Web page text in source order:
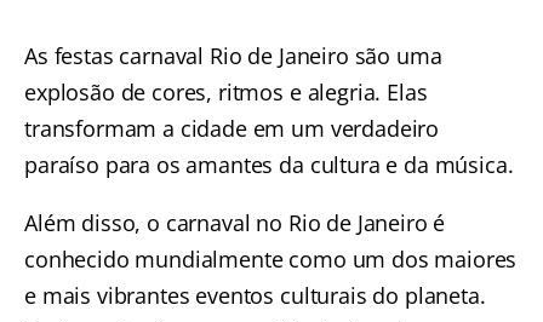
As festas carnaval Rio de Janeiro são uma
explosão de cores, ritmos e alegria. Elas
transformam a cidade em um verdadeiro
paraíso para os amantes da cultura e da música.
Além disso, o carnaval no Rio de Janeiro é
conhecido mundialmente como um dos maiores
e mais vibrantes eventos culturais do planeta.